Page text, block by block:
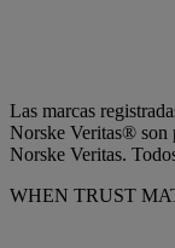
Las marcas
Norske Veritas® son
Norske Veritas.
WHEN TRUST